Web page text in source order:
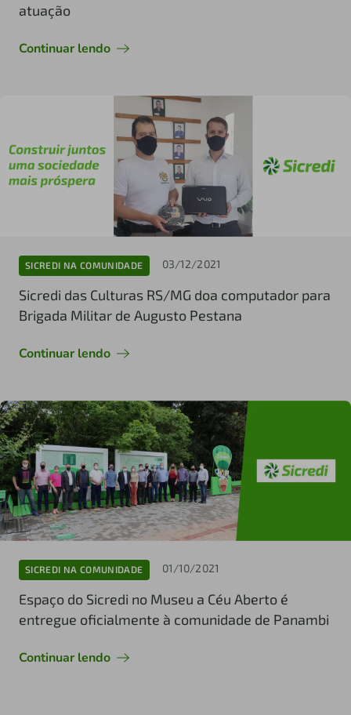
atuação
Continuar lendo
SICREDI NA COMUNIDADE 03/12/2021
Sicredi das Culturas RS/MG doa computador para
Brigada Militar de Augusto Pestana
Continuar lendo
SICREDI NA COMUNIDADE 01/10/2021
Espaço do Sicredi no Museu a Céu Aberto é
entregue oficialmente à comunidade de Panambi
Continuar lendo